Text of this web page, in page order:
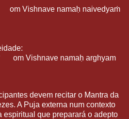
Vishnave namaḥ naivedyaṁ
om Vishnave namaḥ arghyam
devem recitar o Mantra da
A Puja externa num contexto
espiritual que preparará o adepto